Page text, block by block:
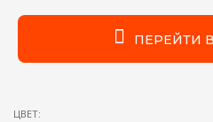
ПЕРЕЙТИ
ЦВЕТ: